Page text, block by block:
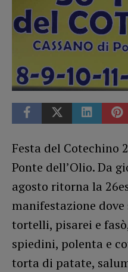
Festa del Cotechino
Ponte dell’Olio. Da
agosto ritorna la
manifestazione
tortelli, pisarei e
spiedini, polenta e
torta di patate,